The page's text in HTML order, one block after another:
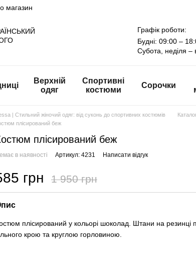
магазин
Графік роботи:
Будні: 09:00 –
Субота, неділя –
Верхній
одяг
Спортивні
костюми
Сорочки
| Стильний жіночий одяг: від суконь до спортивних костюмів
плісирований беж
плісирований беж
в наявності Артикул: 4231 Написати відгук
грн 1 950 грн
плісирований у кольорі шоколад. Штани на резинці
крою та круглою горловиною.